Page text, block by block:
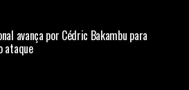
avança por Cédric Bakambu para
ataque